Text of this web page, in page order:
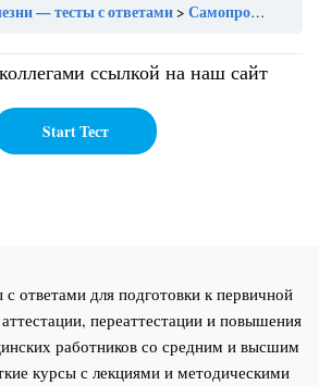
— тесты с ответами Самопроверка урока №97 (инфекционные болезни)
ссылкой на наш сайт
ответами для подготовки к первичной
переаттестации и повышения
работников со средним и высшим
курсы с лекциями и методическими